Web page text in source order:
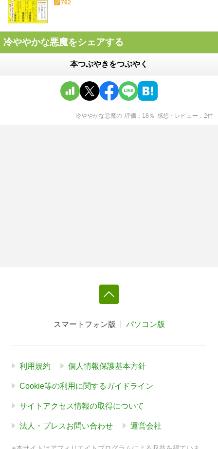
762
冷ややかな悪魔をシェアする
本つぶやきをつぶやく
冷ややかな悪魔の 評価 18 ％ 感想・レビュー 2件
スマートフォン版 パソコン版
利用規約 個人情報保護基本方針
Cookie等の利用に関するガイドライン
サイトアクセス情報の取得について
法人・プレスお問い合わせ 運営会社